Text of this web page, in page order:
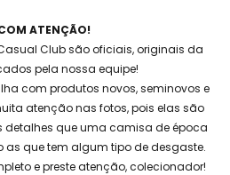
ATENÇÃO!
Club são oficiais, originais da
pela nossa equipe!
com produtos novos, seminovos e
atenção nas fotos, pois elas são
detalhes que uma camisa de época
as que tem algum tipo de desgaste.
e preste atenção, colecionador!